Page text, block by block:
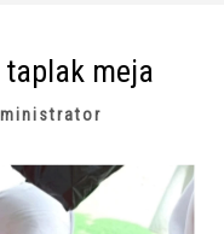
meja